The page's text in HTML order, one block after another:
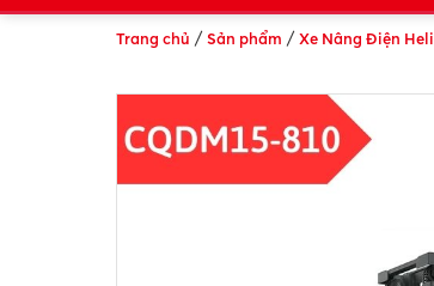
Trang chủ /Sản phẩm /Xe Nâng Điện Heli